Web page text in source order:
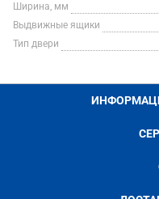
Ширина, мм
Выдвижные ящики
Тип двери